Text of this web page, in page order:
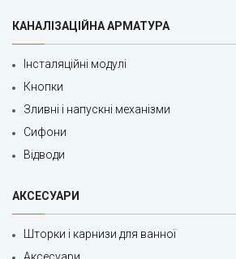
КАНАЛІЗАЦІЙНА АРМАТУРА
Інсталяційні модулі
Кнопки
Зливні і напускні механізми
Сифони
Відводи
АКСЕСУАРИ
Шторки і карнизи для ванної